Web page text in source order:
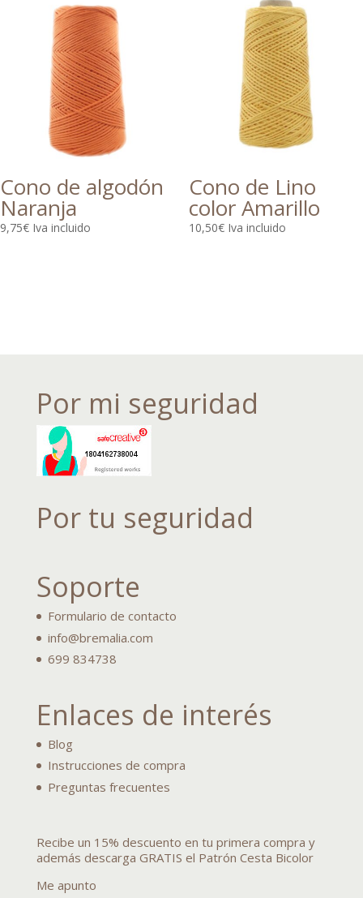
5,50€
hasta
26,50€
Cono de algodón
Naranja
9,75€ Iva incluido
Cono de Lino
color Amarillo
10,50€ Iva incluido
Por mi seguridad
Por tu seguridad
Soporte
Formulario de contacto
info@bremalia.com
699 834738
Enlaces de interés
Blog
Instrucciones de compra
Preguntas frecuentes
Recibe un 15% descuento en tu primera compra y
además descarga GRATIS el Patrón Cesta Bicolor
Me apunto